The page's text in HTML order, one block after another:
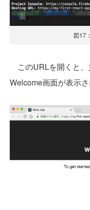
図17
このURLを開くと、
Welcome画面が表示さ